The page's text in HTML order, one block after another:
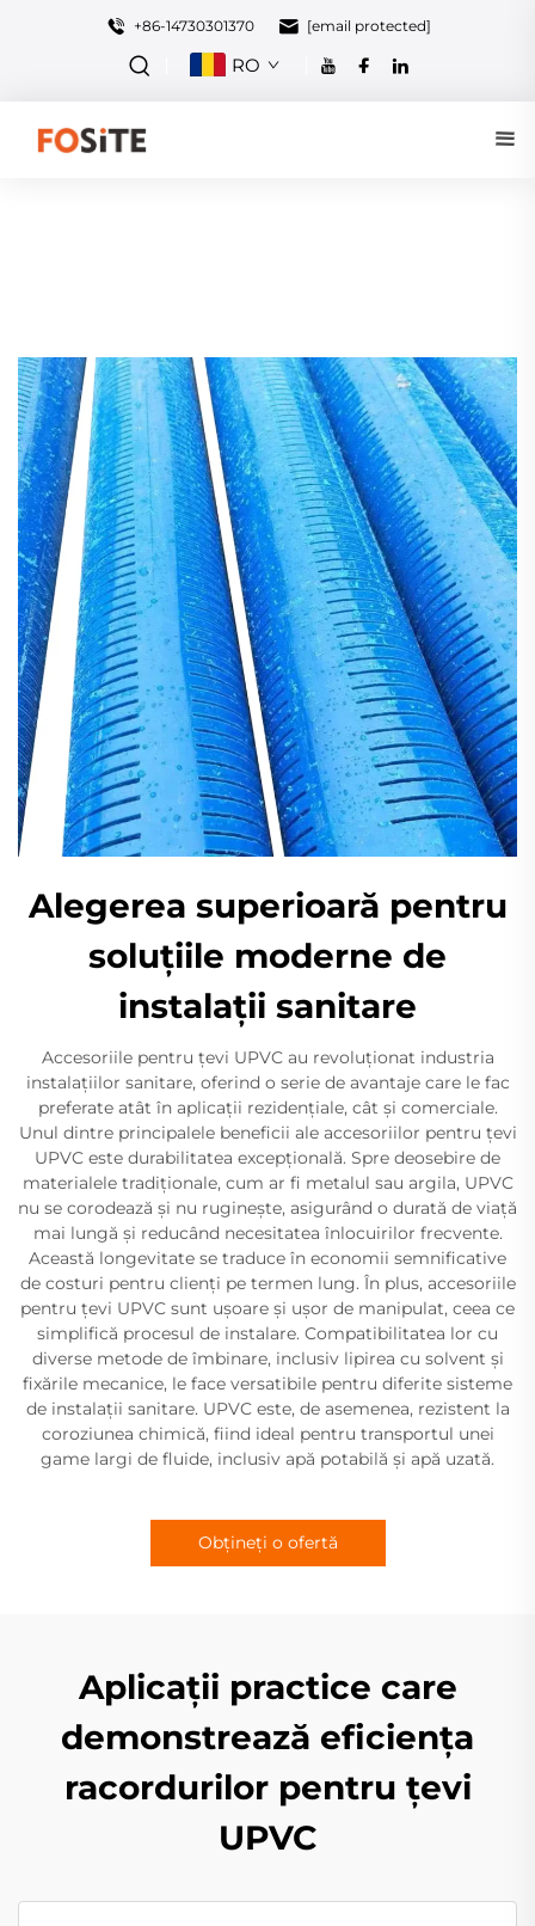
+86-14730301370 [email protected]
RO
Alegerea superioară pentru
soluțiile moderne de
instalații sanitare
Accesoriile pentru țevi UPVC au revoluționat industria
instalațiilor sanitare, oferind o serie de avantaje care le fac
preferate atât în aplicații rezidențiale, cât și comerciale.
Unul dintre principalele beneficii ale accesoriilor pentru țevi
UPVC este durabilitatea excepțională. Spre deosebire de
materialele tradiționale, cum ar fi metalul sau argila, UPVC
nu se corodează și nu ruginește, asigurând o durată de viață
mai lungă și reducând necesitatea înlocuirilor frecvente.
Această longevitate se traduce în economii semnificative
de costuri pentru clienți pe termen lung. În plus, accesoriile
pentru țevi UPVC sunt ușoare și ușor de manipulat, ceea ce
simplifică procesul de instalare. Compatibilitatea lor cu
diverse metode de îmbinare, inclusiv lipirea cu solvent și
fixările mecanice, le face versatibile pentru diferite sisteme
de instalații sanitare. UPVC este, de asemenea, rezistent la
coroziunea chimică, fiind ideal pentru transportul unei
game largi de fluide, inclusiv apă potabilă și apă uzată.
Obțineți o ofertă
Aplicații practice care
demonstrează eficiența
racordurilor pentru țevi
UPVC